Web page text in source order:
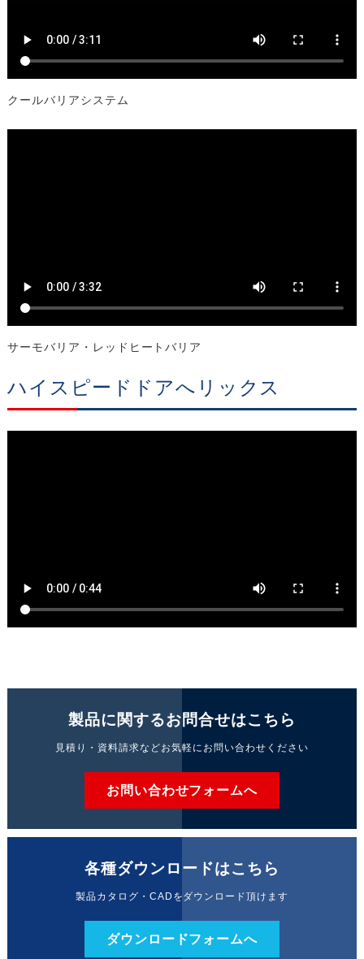
クールバリアシステム
サーモバリア・レッドヒートバリア
ハイスピードドアへリックス
製品に関するお問合せはこちら
見積り・資料請求などお気軽にお問い合わせください
お問い合わせフォームへ
各種ダウンロードはこちら
製品カタログ・CADをダウンロード頂けます
ダウンロードフォームへ